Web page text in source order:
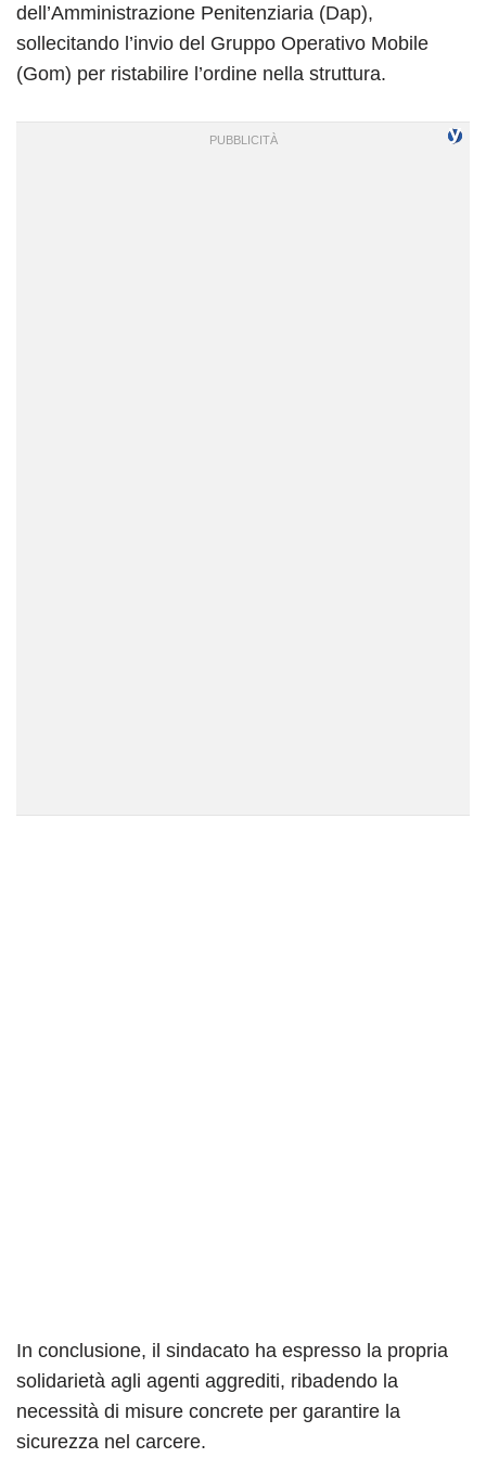
dell’Amministrazione Penitenziaria (Dap),
sollecitando l’invio del Gruppo Operativo Mobile
(Gom) per ristabilire l’ordine nella struttura.
In conclusione, il sindacato ha espresso la propria
solidarietà agli agenti aggrediti, ribadendo la
necessità di misure concrete per garantire la
sicurezza nel carcere.